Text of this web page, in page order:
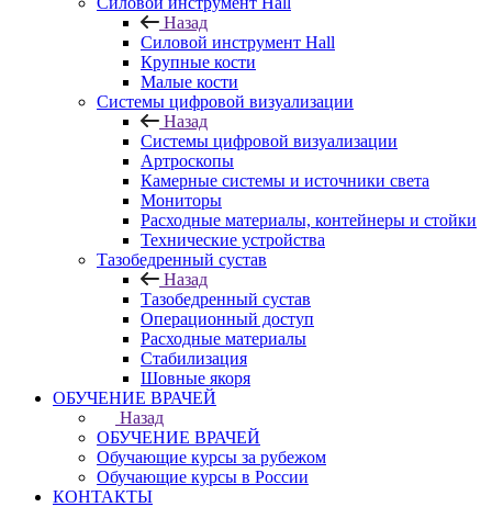
Назад
Силовой инструмент Hall
Крупные кости
Малые кости
Системы цифровой визуализации
Назад
Системы цифровой визуализации
Артроскопы
Камерные системы и источники света
Мониторы
Расходные материалы, контейнеры и стойки
Технические устройства
Тазобедренный сустав
Назад
Тазобедренный сустав
Операционный доступ
Расходные материалы
Стабилизация
Шовные якоря
ОБУЧЕНИЕ ВРАЧЕЙ
Назад
ОБУЧЕНИЕ ВРАЧЕЙ
Обучающие курсы за рубежом
Обучающие курсы в России
КОНТАКТЫ